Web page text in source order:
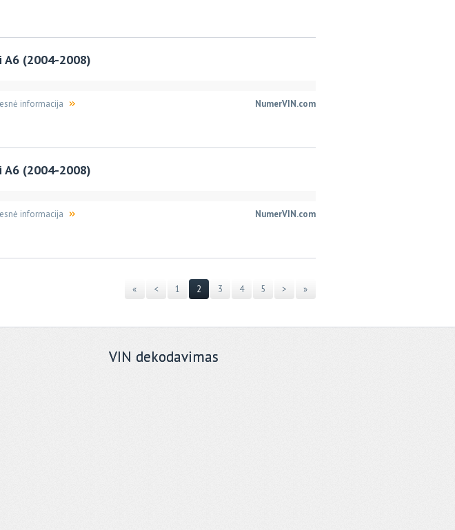
A6 (2004-2008)
NumerVIN.com
informacija
A6 (2004-2008)
NumerVIN.com
informacija
« < 1 2 3 4 5 > »
VIN dekodavimas